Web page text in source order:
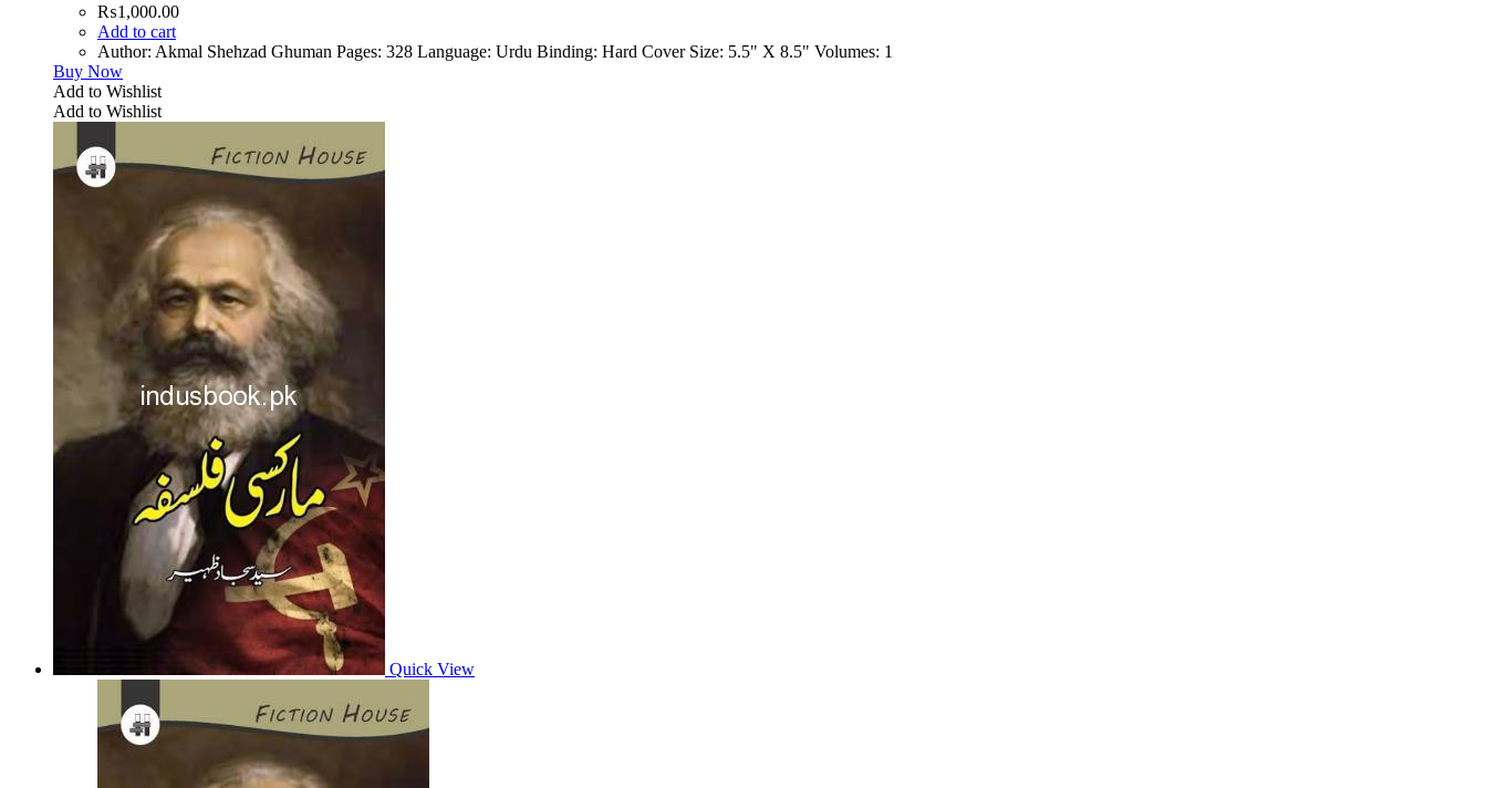
₨1,000.00
Add to cart
Author: Akmal Shehzad Ghuman Pages: 328 Language: Urdu Binding: Hard Cover Size: 5.5" X 8.5" Volumes: 1
Buy Now
Add to Wishlist
Add to Wishlist
Quick View